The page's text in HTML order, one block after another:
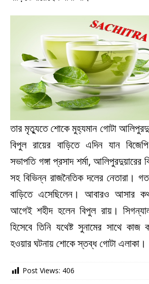
তার মৃত্যুতে শোকে মুহ্যমান গোটা
বিপুল রায়ের বাড়িতে এদিন যান
সভাপতি গঙ্গা প্রসাদ শর্মা, আলিপুরদুয়ারের
সহ বিভিন্ন রাজনৈতিক দলের নেতারা।
বাড়িতে এসেছিলেন। আবারও আসার
আগেই শহীদ হলেন বিপুল রায়।
হিসেবে তিনি যথেষ্ট সুনামের সাথে
হওয়ার ঘটনায় শোকে স্তব্ধ গোটা এলাকা।
Post Views: 406